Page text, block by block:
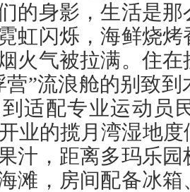
的身影，生活是
虹闪烁，海鲜烧
火气被拉满。住
营”流浪舱的别致
适配专业运动员
业的揽月湾湿地
汁，距离多玛乐
滩，房间配备冰